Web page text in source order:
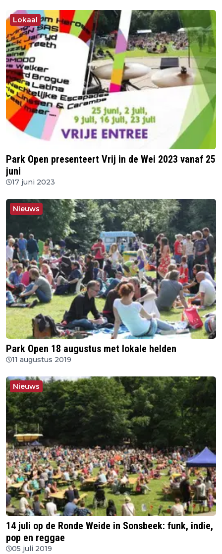
Lokaal
Park Open presenteert Vrij in de Wei 2023 vanaf 25
juni
17 juni 2023
Nieuws
Park Open 18 augustus met lokale helden
11 augustus 2019
Nieuws
14 juli op de Ronde Weide in Sonsbeek: funk, indie,
pop en reggae
05 juli 2019